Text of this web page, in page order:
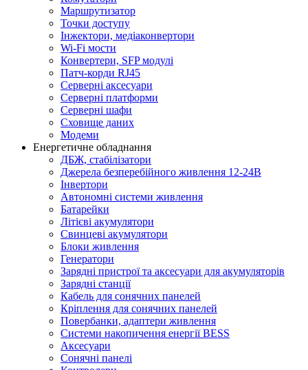
Маршрутизатор
Точки доступу
Інжектори, медіаконвертори
Wi-Fi мости
Конвертери, SFP модулі
Патч-корди RJ45
Серверні аксесуари
Серверні платформи
Серверні шафи
Сховище даних
Модеми
Енергетичне обладнання
ДБЖ, стабілізатори
Джерела безперебійного живлення 12-24В
Інвертори
Автономні системи живлення
Батарейки
Літієві акумулятори
Свинцеві акумулятори
Блоки живлення
Генератори
Зарядні пристрої та аксесуари для акумуляторів
Зарядні станції
Кабель для сонячних панелей
Кріплення для сонячних панелей
Повербанки, адаптери живлення
Системи накопичення енергії BESS
Аксесуари
Сонячні панелі